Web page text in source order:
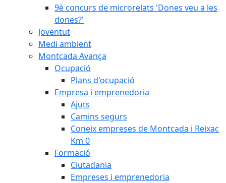
9è concurs de microrelats 'Dones veu a les
dones?'
Joventut
Medi ambient
Montcada Avança
Ocupació
Plans d'ocupació
Empresa i emprenedoria
Ajuts
Camins segurs
Coneix empreses de Montcada i Reixac
Km 0
Formació
Ciutadania
Empreses i emprenedoria